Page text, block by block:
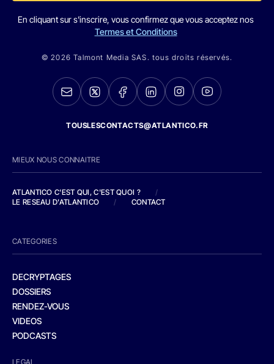
En cliquant sur s'inscrire, vous confirmez que vous acceptez nos
Termes et Conditions
© 2026 Talmont Media SAS. tous droits réservés.
TOUSLESCONTACTS@ATLANTICO.FR
MIEUX NOUS CONNAITRE
ATLANTICO C'EST QUI, C'EST QUOI ?
/
LE RESEAU D'ATLANTICO
/ CONTACT
CATEGORIES
DECRYPTAGES
DOSSIERS
RENDEZ-VOUS
VIDEOS
PODCASTS
LEGAL